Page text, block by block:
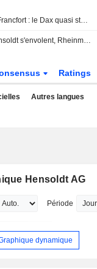
Bourse de Francfort : le Dax quasi stable au plus fort de la saison des résultats
Renk et Hensoldt s'envolent, Rheinmetall cherche sa direction
Ratings
Autres langues
Hensoldt AG
Période
dynamique